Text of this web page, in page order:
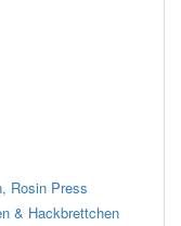
Rosin Press
& Hackbrettchen